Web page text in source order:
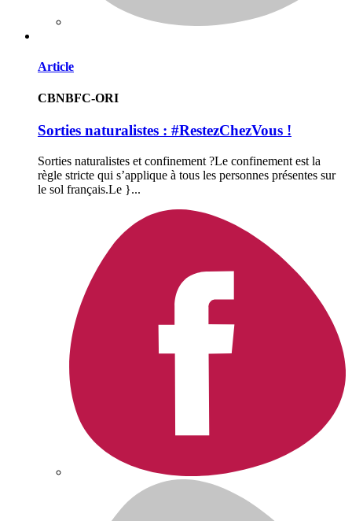
Article
CBNBFC-ORI
Sorties naturalistes : #RestezChezVous !
Sorties naturalistes et confinement ?Le confinement est la
règle stricte qui s’applique à tous les personnes présentes sur
le sol français.Le }...